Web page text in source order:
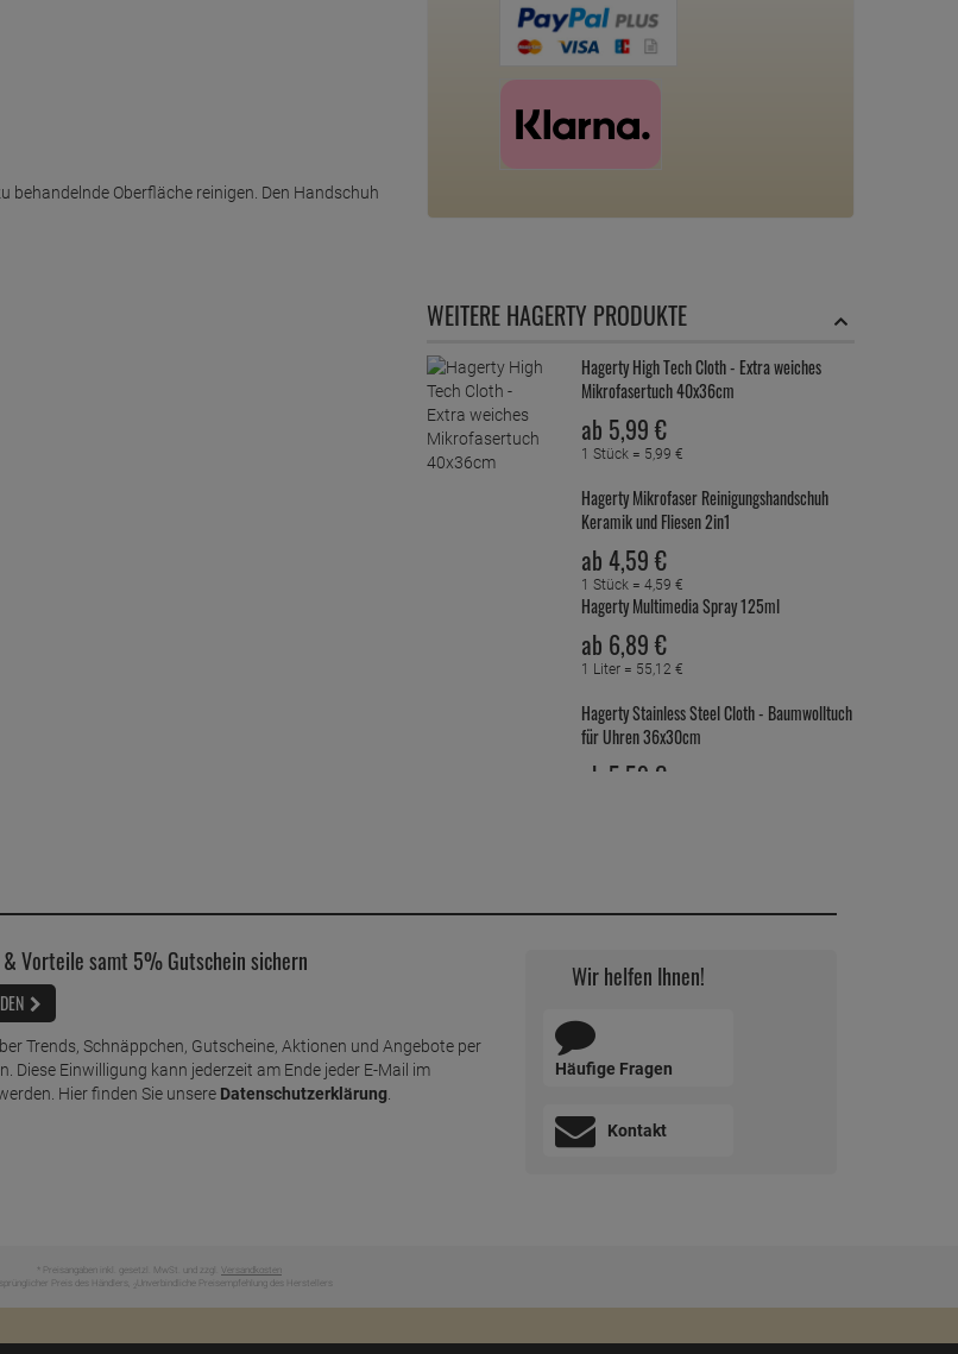
WEITERE HAGERTY PRODUKTE
Hagerty High Tech Cloth - Extra weiches
Mikrofasertuch 40x36cm
ab 5,99 €
1 Stück = 5,99 €
Hagerty Mikrofaser Reinigungshandschuh
Keramik und Fliesen 2in1
ab 4,59 €
1 Stück = 4,59 €
Hagerty Multimedia Spray 125ml
ab 6,89 €
1 Liter = 55,12 €
Hagerty Stainless Steel Cloth - Baumwolltuch
für Uhren 36x30cm
ab 5, 59 €
behandelnde Oberfläche reinigen. Den Handschuh
Vorteile samt 5% Gutschein sichern
Trends, Schnäppchen, Gutscheine, Aktionen und Angebote per
Diese Einwilligung kann jederzeit am Ende jeder E-Mail im
Hier finden Sie unsere Datenschutzerklärung.
Wir helfen Ihnen!
Häufige Fragen
Kontakt
* Preisangaben inkl. gesetzl. MwSt. und zzgl. Versandkosten
Preis des Händlers, Unverbindliche Preisempfehlung des Herstellers